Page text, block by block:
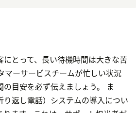
とって、長い待機時間は大きな苦
マーサービスチームが忙しい状況
目安を必ず伝えましょう。 ま
り返し電話）システムの導入につい